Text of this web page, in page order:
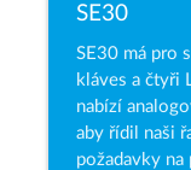
SE30
SE30 má pro
kláves a čtyři
nabízí
aby řídil naši
požadavky